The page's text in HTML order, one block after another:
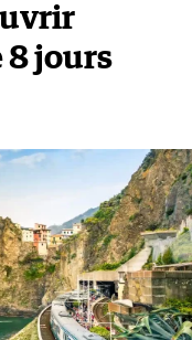
8 jours